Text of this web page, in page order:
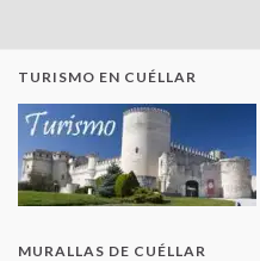
TURISMO EN CUÉLLAR
MURALLAS DE CUÉLLAR